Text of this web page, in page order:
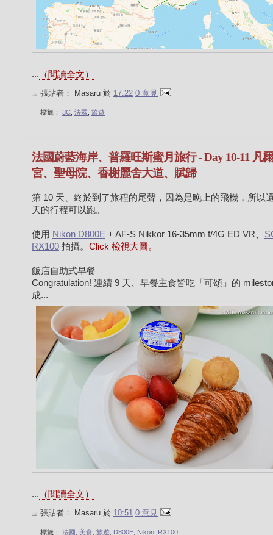
... （閱讀全文）
張貼者： Masaru 於 17:22 0 意見
標籤： 3C 法國 旅遊
法國蔚藍海岸、普羅旺斯蜜月旅行 - Day 10-11 凡
宮、聖母院、香榭麗舍大道、賦歸
第 10 天、終於到了旅程的尾聲，因為是晚上的飛機，所以
天的行程可以跑。
使用 Nikon D800E + AF-S Nikkor 16-35mm f/4G ED VR、
RX100 拍攝。 Click 檢視大圖。
飯店自助式早餐
Congratulation! 連續 9 天、早餐主食皆吃「可頌」的
成...
... （閱讀全文）
張貼者： Masaru 於 10:51 0 意見
標籤： 法國 美食 旅遊 D800E Nikon RX100